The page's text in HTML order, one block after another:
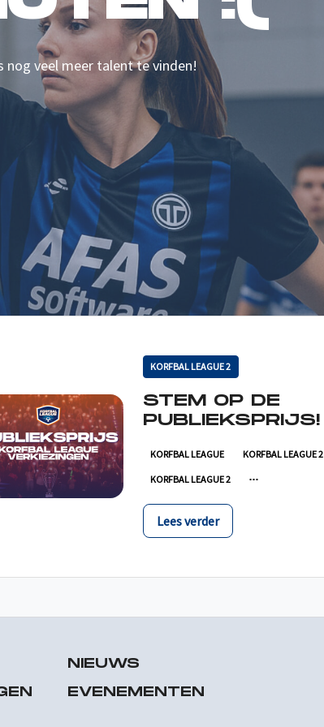
nog veel meer talent te vinden!
KORFBAL LEAGUE 2
STEM OP DE
PUBLIEKSPRIJS!
KORFBAL LEAGUE KORFBAL LEAGUE 2
KORFBAL LEAGUE 2
Lees verder
NIEUWS
EVENEMENTEN